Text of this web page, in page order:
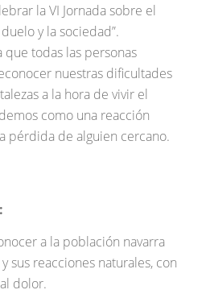
la VI Jornada sobre el
y la sociedad”.
todas las personas
nuestras dificultades
a la hora de vivir el
como una reacción
pérdida de alguien cercano.
a la población navarra
sus reacciones naturales, con
dolor.